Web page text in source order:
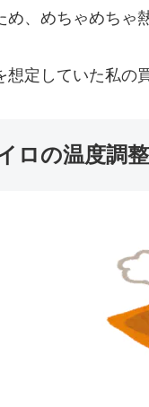
め、めちゃめちゃ
想定していた私の
ロの温度調